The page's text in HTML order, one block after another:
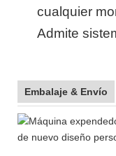
cualquier
Admite
Embalaje & Envío